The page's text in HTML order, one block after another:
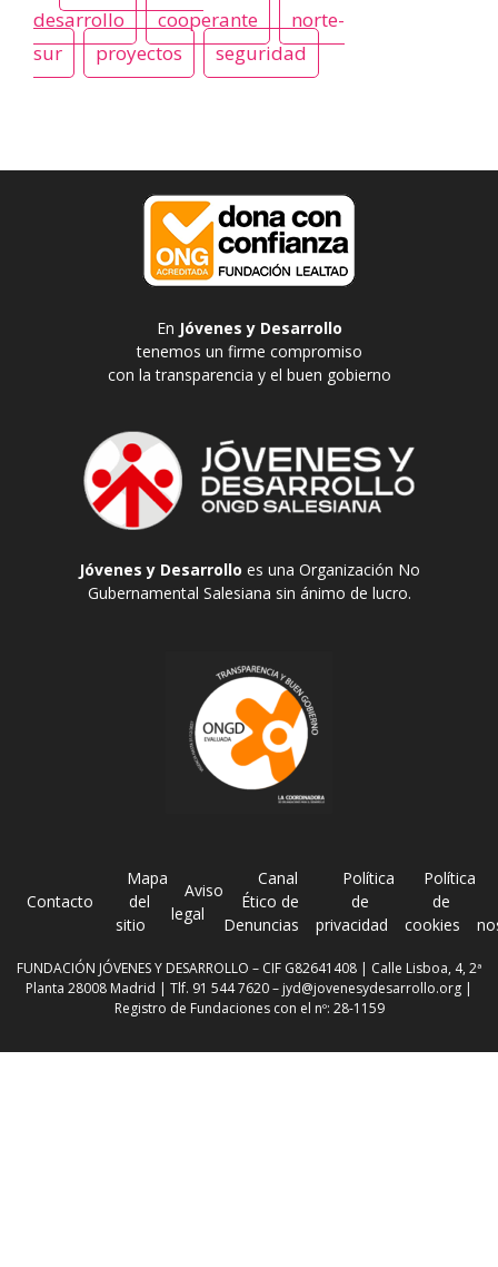
desarrollo
cooperante
norte-
sur
proyectos seguridad
En Jóvenes y Desarrollo
tenemos un firme compromiso
con la transparencia y el buen gobierno
Jóvenes y Desarrollo es una Organización No
Gubernamental Salesiana sin ánimo de lucro.
Contacto
Mapa
del
sitio
Aviso
legal
Canal
Ético de
Denuncias
Política
de
privacidad
Política
de
cookies
FUNDACIÓN JÓVENES Y DESARROLLO – CIF G82641408 | Calle Lisboa, 4, 2ª
Planta 28008 Madrid | Tlf. 91 544 7620 – jyd@jovenesydesarrollo.org |
Registro de Fundaciones con el nº: 28-1159